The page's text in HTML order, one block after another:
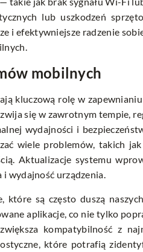
lub uszkodzeń
i efektywniejsze radzenie
mobilnych
kluczową rolę w zapewnianiu
się w zawrotnym tempie,
wydajności i
wiele problemów, takich
Aktualizacje systemu
wydajność urządzenia.
są często duszą
aplikacje, co nie tylko
kompatybilność z
które potrafią